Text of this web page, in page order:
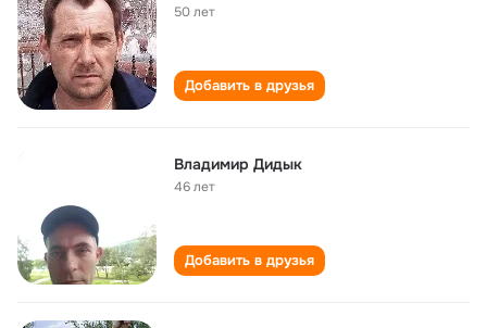
50 лет
Добавить в друзья
Владимир Дидык
46 лет
Добавить в друзья